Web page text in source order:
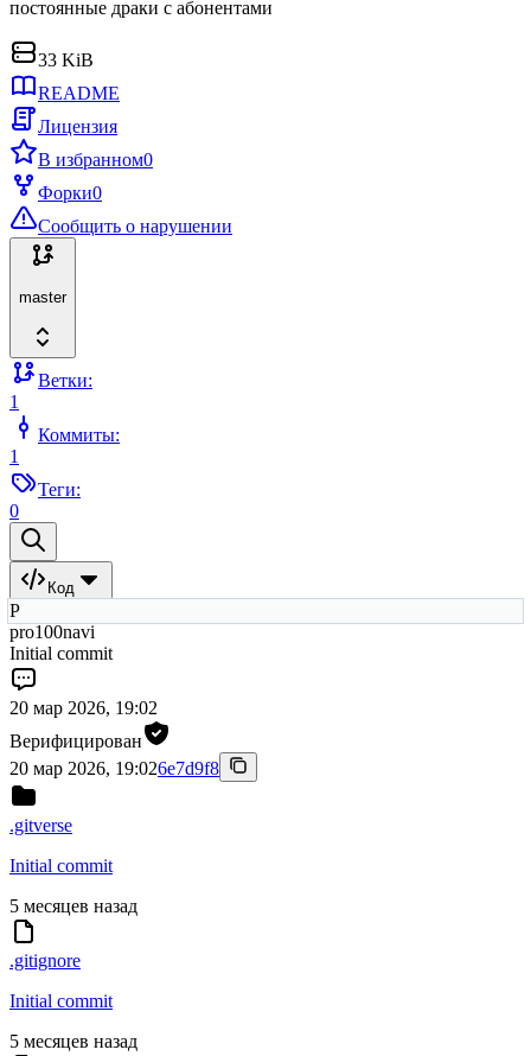
постоянные драки с абонентами
33 KiB
README
Лицензия
В избранном0
Форки0
Сообщить о нарушении
master
Ветки:
1
Коммиты:
1
Теги:
0
Код
P
pro100navi
Initial commit
20 мар 2026, 19:02
Верифицирован
20 мар 2026, 19:026e7d9f8
.gitverse
Initial commit
5 месяцев назад
.gitignore
Initial commit
5 месяцев назад